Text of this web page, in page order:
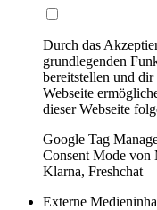
Durch das
grundlegenden
bereitstellen und
Webseite
dieser Webseite
Google Tag
Consent Mode von
Klarna, Freshchat
Externe